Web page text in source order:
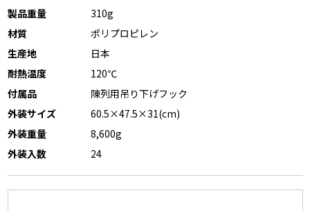
製品重量
310g
材質
ポリプロピレン
生産地
日本
耐熱温度
120℃
付属品
陳列用吊り下げフック
外装サイズ
60.5×47.5×31(cm)
外装重量
8,600g
外装入数
24